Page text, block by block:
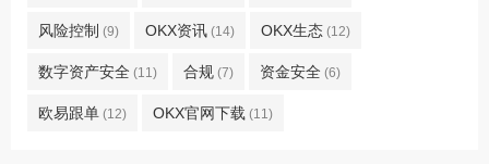
风险控制 (9) OKX资讯 (14) OKX生态 (12)
数字资产安全 (11) 合规 (7) 资金安全 (6)
欧易跟单 (12) OKX官网下载 (11)